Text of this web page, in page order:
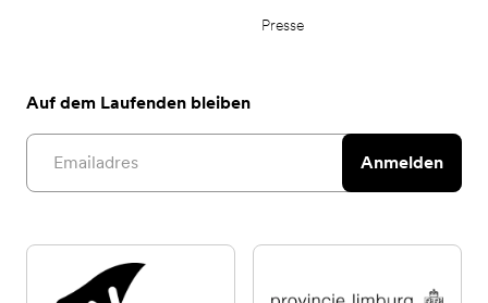
Presse
Auf dem Laufenden bleiben
Email address
Anmelden